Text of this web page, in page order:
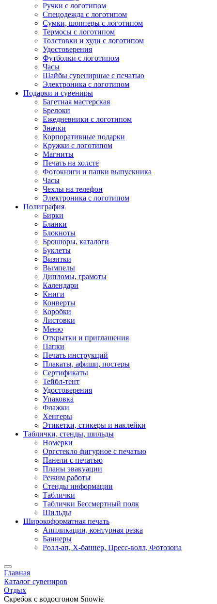
Ручки с логотипом
Спецодежда с логотипом
Сумки, шопперы с логотипом
Термосы с логотипом
Толстовки и худи с логотипом
Удостоверения
Футболки с логотипом
Часы
Шайбы сувенирные с печатью
Электроника с логотипом
Подарки и сувениры
Багетная мастерская
Брелоки
Ежедневники с логотипом
Значки
Корпоративные подарки
Кружки с логотипом
Магниты
Печать на холсте
Фотокниги и папки выпускника
Часы
Чехлы на телефон
Электроника с логотипом
Полиграфия
Бирки
Бланки
Блокноты
Брошюры, каталоги
Буклеты
Визитки
Вымпелы
Дипломы, грамоты
Календари
Книги
Конверты
Коробки
Листовки
Меню
Открытки и приглашения
Папки
Печать инструкций
Плакаты, афиши, постеры
Сертификаты
Тейбл-тент
Удостоверения
Упаковка
Флажки
Хенгеры
Этикетки, стикеры и наклейки
Таблички, стенды, шильды
Номерки
Оргстекло фигурное с печатью
Панели с печатью
Планы эвакуации
Режим работы
Стенды информации
Таблички
Таблички Бессмертный полк
Шильды
Широкоформатная печать
Аппликации, контурная резка
Баннеры
Ролл-ап, X-баннер, Пресс-волл, Фотозона
Главная
Каталог сувениров
Отдых
Скребок с водосгоном Snowie